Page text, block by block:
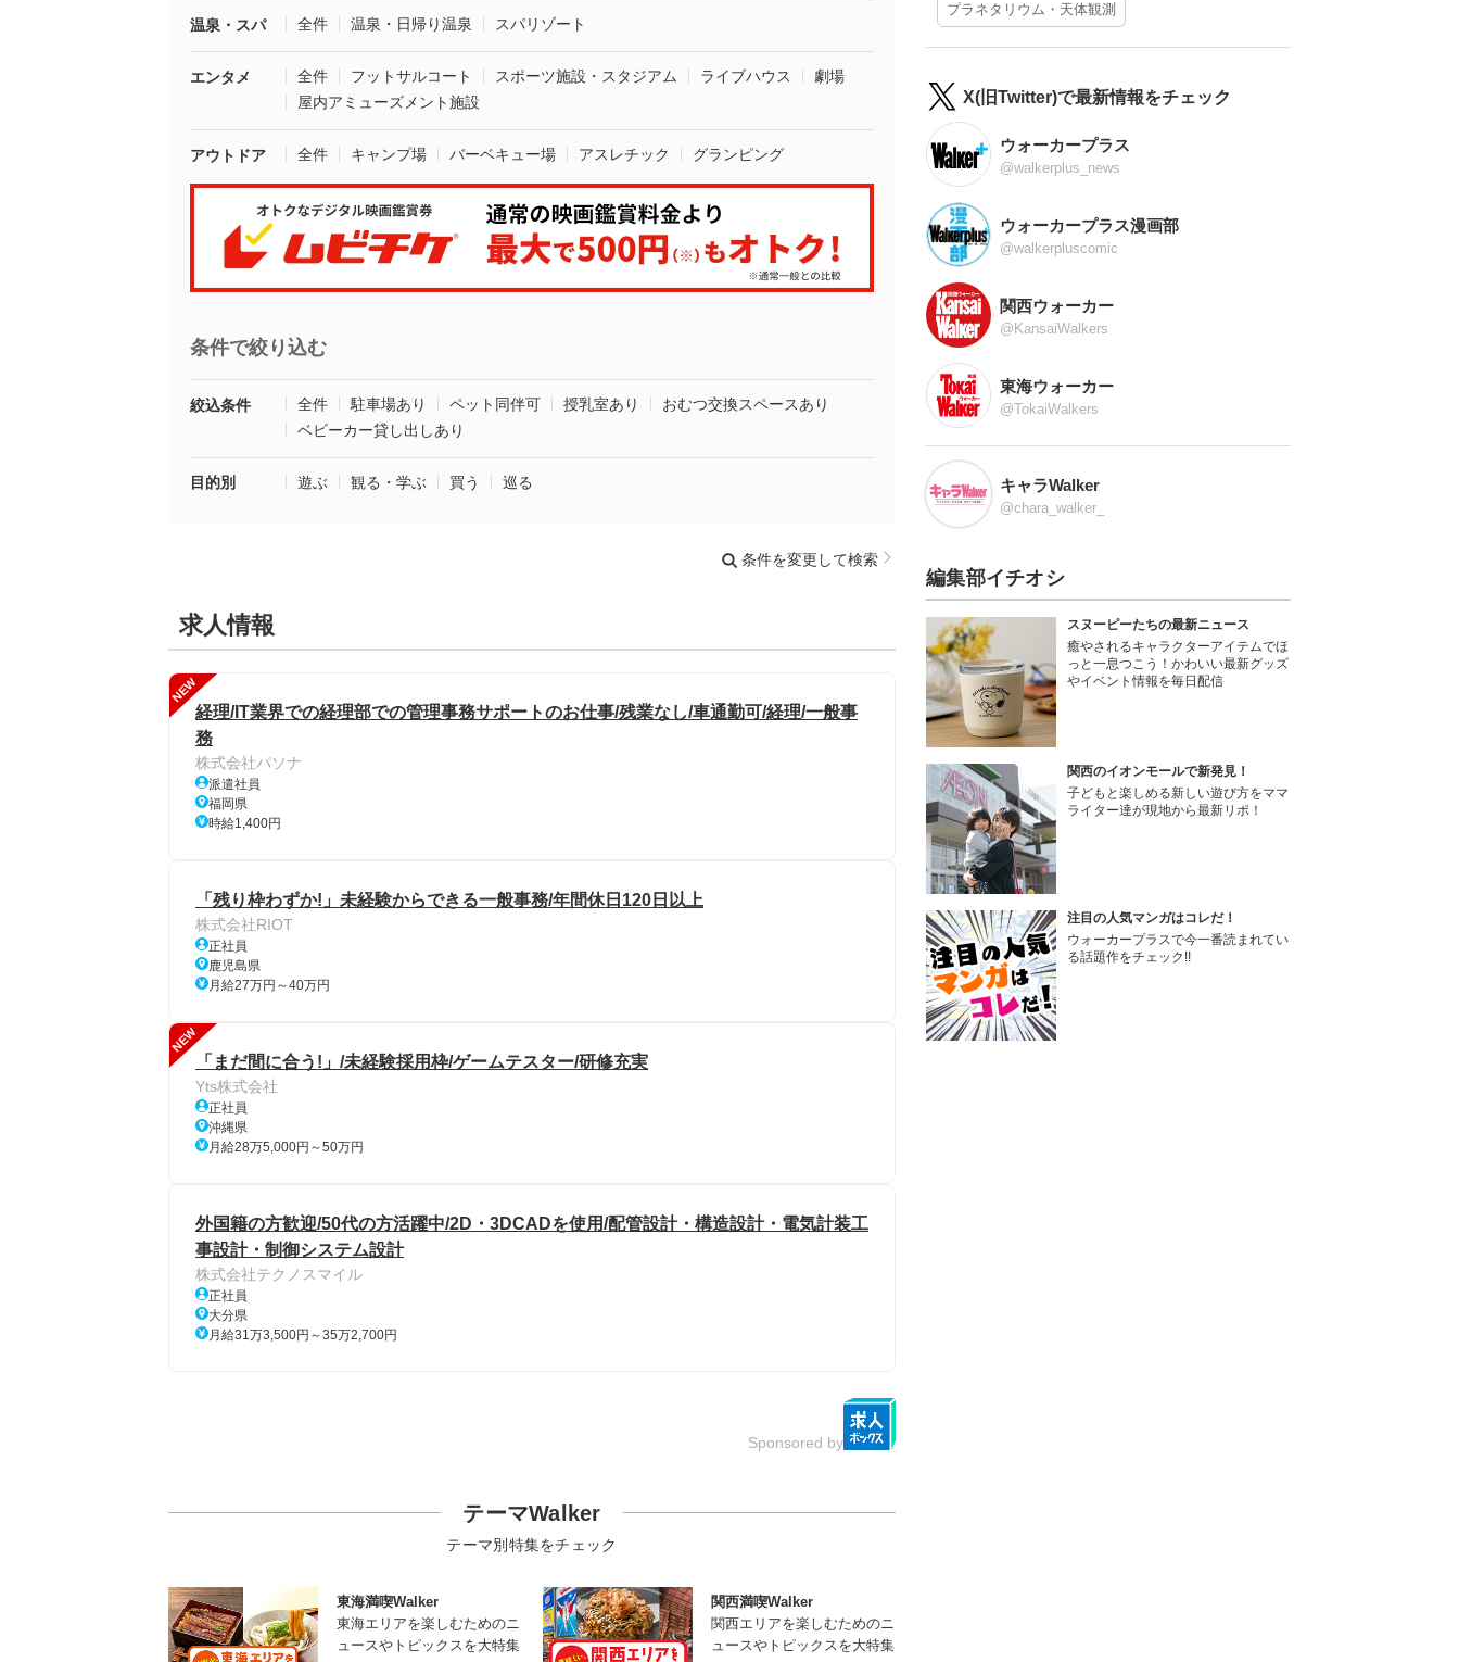
温泉・スパ 全件 温泉・日帰り温泉 スパリゾート
エンタメ 全件 フットサルコート スポーツ施設・スタジアム ライブハウス
劇場
屋内アミューズメント施設
アウトドア 全件 キャンプ場 バーベキュー場 アスレチック グランピング
条件で絞り込む
絞込条件 全件 駐車場あり ペット同伴可 授乳室あり
おむつ交換スペースあり
ベビーカー貸し出しあり
目的別 遊ぶ 観る・学ぶ 買う 巡る
条件を変更して検索
求人情報
NEW
経理/IT業界での経理部での管理事務サポートのお仕事/残業なし/車通勤可/経理/一般事
務
株式会社パソナ
派遣社員
福岡県
時給1,400円
「残り枠わずか!」未経験からできる一般事務/年間休日120日以上
株式会社RIOT
正社員
鹿児島県
月給27万円～40万円
NEW
「まだ間に合う!」/未経験採用枠/ゲームテスター/研修充実
Yts株式会社
正社員
沖縄県
月給28万5,000円～50万円
外国籍の方歓迎/50代の方活躍中/2D・3DCADを使用/配管設計・構造設計・電気計装工
事設計・制御システム設計
株式会社テクノスマイル
正社員
大分県
月給31万3,500円～35万2,700円
Sponsored by
テーマWalker
テーマ別特集をチェック
東海満喫Walker
東海エリアを楽しむためのニ
ュースやトピックスを大特集
関西満喫Walker
関西エリアを楽しむためのニ
ュースやトピックスを大特集
プラネタリウム・天体観測
X(旧Twitter)で最新情報をチェック
ウォーカープラス
@walkerplus_news
ウォーカープラス漫画部
@walkerpluscomic
関西ウォーカー
@KansaiWalkers
東海ウォーカー
@TokaiWalkers
キャラWalker
@chara_walker_
編集部イチオシ
スヌーピーたちの最新ニュース
癒やされるキャラクターアイテムでほ
っと一息つこう！かわいい最新グッズ
やイベント情報を毎日配信
関西のイオンモールで新発見！
子どもと楽しめる新しい遊び方をママ
ライター達が現地から最新リポ！
注目の人気マンガはコレだ！
ウォーカープラスで今一番読まれてい
る話題作をチェック!!